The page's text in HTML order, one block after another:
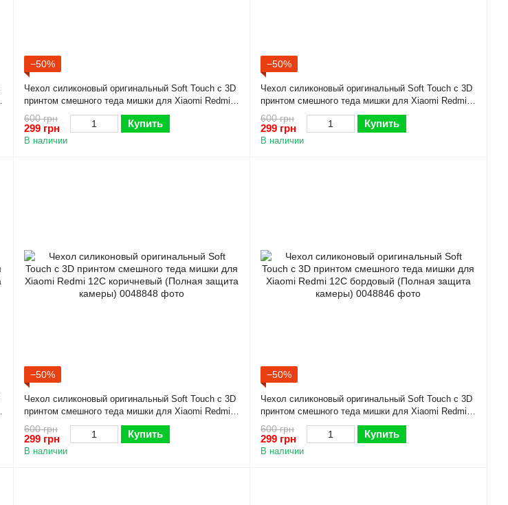
−50%
Чехол силиконовый оригинальный Soft Touch с 3D
принтом смешного теда мишки для Xiaomi Redmi
12C розовый (Полная защита камеры)
600 грн
299 грн Купить
В наличии
−50%
Чехол силиконовый оригинальный Soft Touch с 3D
принтом смешного теда мишки для Xiaomi Redmi
12C молочный (Полная защита камеры)
600 грн
299 грн Купить
В наличии
−50%
Чехол силиконовый оригинальный Soft Touch с 3D
принтом смешного теда мишки для Xiaomi Redmi
12C коричневый (Полная защита камеры)
600 грн
299 грн Купить
В наличии
−50%
Чехол силиконовый оригинальный Soft Touch с 3D
принтом смешного теда мишки для Xiaomi Redmi
12C бордовый (Полная защита камеры)
600 грн
299 грн Купить
В наличии